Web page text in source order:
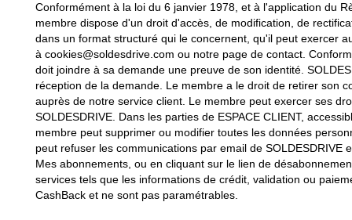
Conformément à la loi du 6 janvier 1978, et à l'application du
membre dispose d'un droit d'accès, de modification, de
dans un format structuré qui le concernent, qu'il peut exercer
à cookies@soldesdrive.com ou notre page de contact.
doit joindre à sa demande une preuve de son identité.
réception de la demande. Le membre a le droit de retirer son
auprès de notre service client. Le membre peut exercer ses
SOLDESDRIVE. Dans les parties de ESPACE CLIENT,
membre peut supprimer ou modifier toutes les données
peut refuser les communications par email de SOLDESDRIVE
Mes abonnements, ou en cliquant sur le lien de
services tels que les informations de crédit, validation ou
CashBack et ne sont pas paramétrables.